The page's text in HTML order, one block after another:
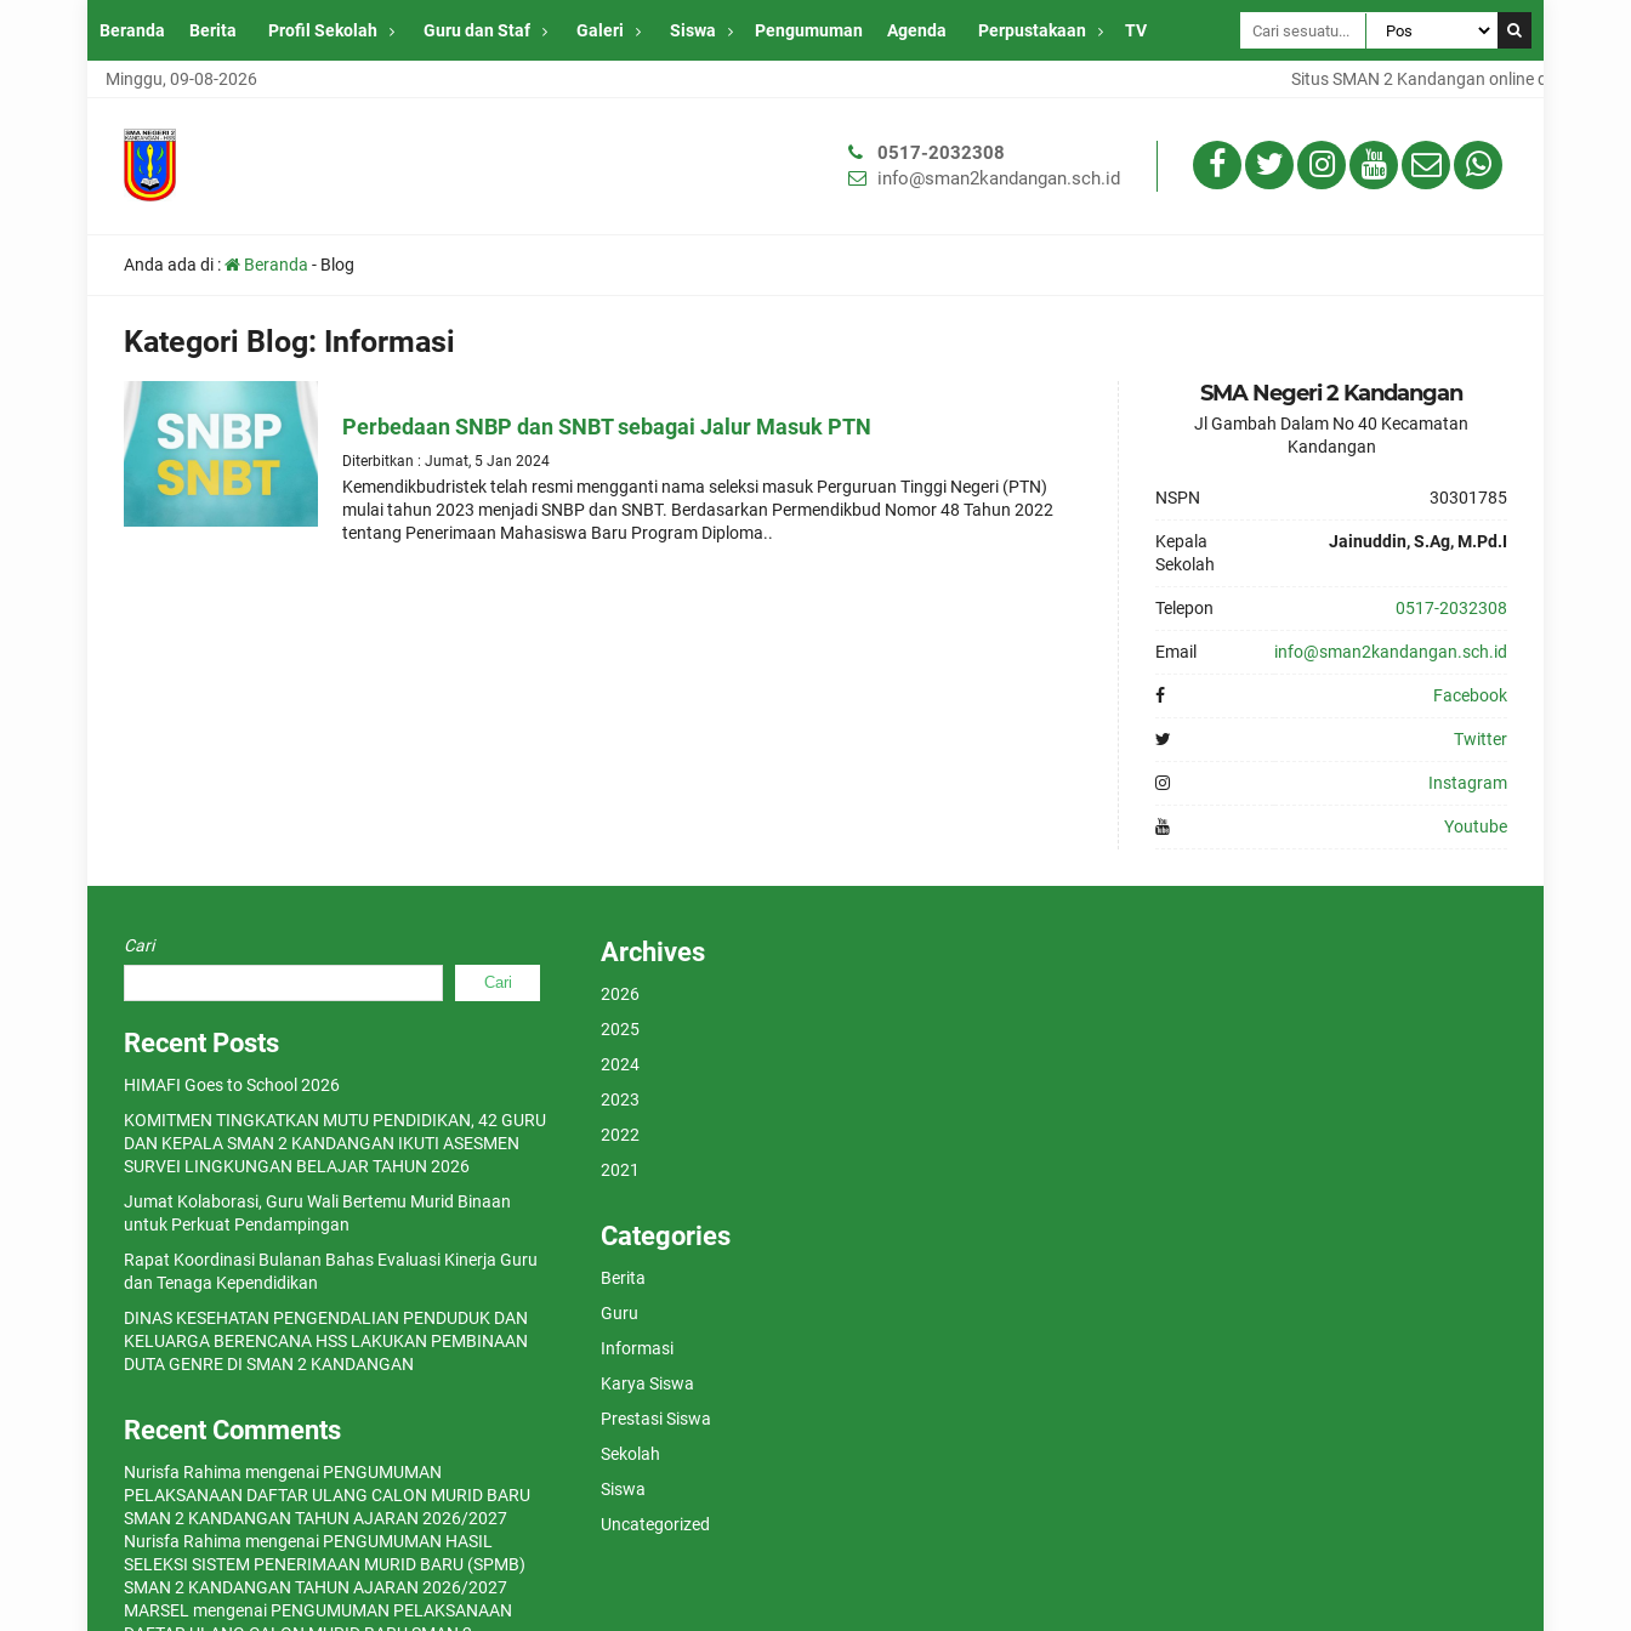
Beranda Berita Profil Sekolah Guru dan Staf Galeri Siswa Pengumuman Agenda Perpustakaan TV
Minggu, 09-08-2026 Situs SMAN 2 Kandangan online dari Desa
0517-2032308
info@sman2kandangan.sch.id
Anda ada di : Beranda - Blog
Kategori Blog: Informasi
Perbedaan SNBP dan SNBT sebagai Jalur Masuk PTN
Diterbitkan : Jumat, 5 Jan 2024
Kemendikbudristek telah resmi mengganti nama seleksi masuk Perguruan Tinggi Negeri (PTN)
mulai tahun 2023 menjadi SNBP dan SNBT. Berdasarkan Permendikbud Nomor 48 Tahun 2022
tentang Penerimaan Mahasiswa Baru Program Diploma..
SMA Negeri 2 Kandangan
Jl Gambah Dalam No 40 Kecamatan
Kandangan
NSPN 30301785
Kepala
Sekolah
Jainuddin, S.Ag, M.Pd.I
Telepon 0517-2032308
Email info@sman2kandangan.sch.id
Facebook
Twitter
Instagram
Youtube
Cari
Cari
Recent Posts
HIMAFI Goes to School 2026
KOMITMEN TINGKATKAN MUTU PENDIDIKAN, 42 GURU
DAN KEPALA SMAN 2 KANDANGAN IKUTI ASESMEN
SURVEI LINGKUNGAN BELAJAR TAHUN 2026
Jumat Kolaborasi, Guru Wali Bertemu Murid Binaan
untuk Perkuat Pendampingan
Rapat Koordinasi Bulanan Bahas Evaluasi Kinerja Guru
dan Tenaga Kependidikan
DINAS KESEHATAN PENGENDALIAN PENDUDUK DAN
KELUARGA BERENCANA HSS LAKUKAN PEMBINAAN
DUTA GENRE DI SMAN 2 KANDANGAN
Recent Comments
Nurisfa Rahima mengenai PENGUMUMAN
PELAKSANAAN DAFTAR ULANG CALON MURID BARU
SMAN 2 KANDANGAN TAHUN AJARAN 2026/2027
Nurisfa Rahima mengenai PENGUMUMAN HASIL
SELEKSI SISTEM PENERIMAAN MURID BARU (SPMB)
SMAN 2 KANDANGAN TAHUN AJARAN 2026/2027
MARSEL mengenai PENGUMUMAN PELAKSANAAN
Archives
2026
2025
2024
2023
2022
2021
Categories
Berita
Guru
Informasi
Karya Siswa
Prestasi Siswa
Sekolah
Siswa
Uncategorized